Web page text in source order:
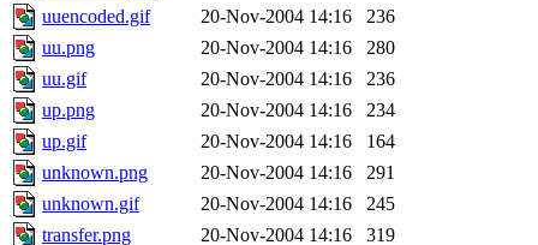
uuencoded.gif
20-Nov-2004 14:16
236
uu.png
20-Nov-2004 14:16
280
uu.gif
20-Nov-2004 14:16
236
up.png
20-Nov-2004 14:16
234
up.gif
20-Nov-2004 14:16
164
unknown.png
20-Nov-2004 14:16
291
unknown.gif
20-Nov-2004 14:16
245
transfer.png
20-Nov-2004 14:16
319